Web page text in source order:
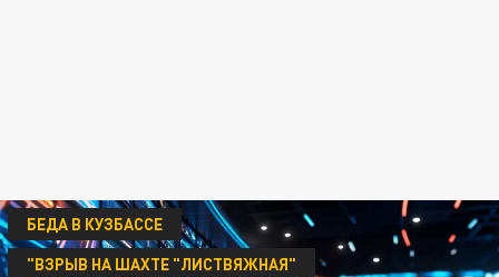
БЕДА В КУЗБАССЕ
"ВЗРЫВ НА ШАХТЕ "ЛИСТВЯЖНАЯ"